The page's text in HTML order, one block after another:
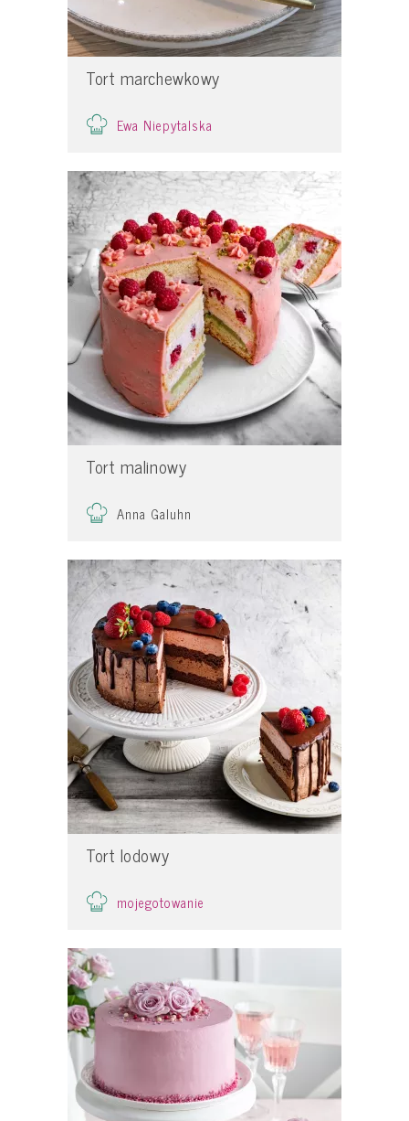
Tort marchewkowy
Ewa Niepytalska
Tort malinowy
Anna Galuhn
Tort lodowy
mojegotowanie